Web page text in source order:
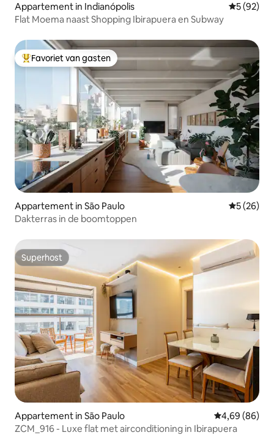
Appartement in Indianópolis
5 (92)
Flat Moema naast Shopping Ibirapuera en Subway
Topfavoriet van gasten
Favoriet van gasten
Appartement in São Paulo
5 (26)
Dakterras in de boomtoppen
Superhost
Superhost
Appartement in São Paulo Gemiddelde
4,69 (86)
ZCM_916 - Luxe flat met airconditioning in Ibirapuera